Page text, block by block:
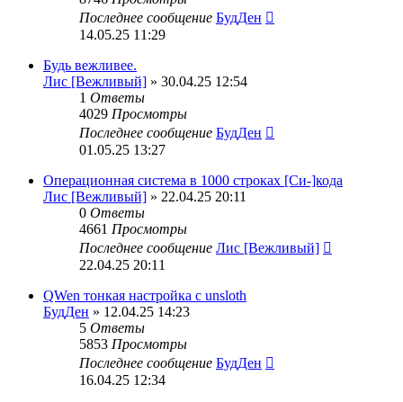
Последнее сообщение БудДен
14.05.25 11:29
Будь вежливее.
Лис [Вежливый] » 30.04.25 12:54
1 Ответы
4029 Просмотры
Последнее сообщение БудДен
01.05.25 13:27
Операционная система в 1000 строках [Си-]кода
Лис [Вежливый] » 22.04.25 20:11
0 Ответы
4661 Просмотры
Последнее сообщение Лис [Вежливый]
22.04.25 20:11
QWen тонкая настройка с unsloth
БудДен » 12.04.25 14:23
5 Ответы
5853 Просмотры
Последнее сообщение БудДен
16.04.25 12:34